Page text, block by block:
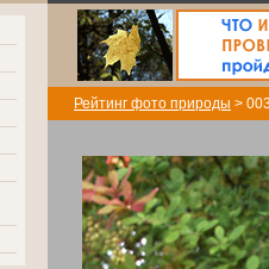
Рейтинг фото природы >